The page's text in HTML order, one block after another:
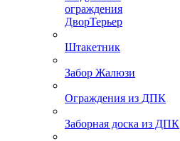
ограждения
ДворТерьер
Штакетник
Забор Жалюзи
Ограждения из ДПК
Заборная доска из ДПК